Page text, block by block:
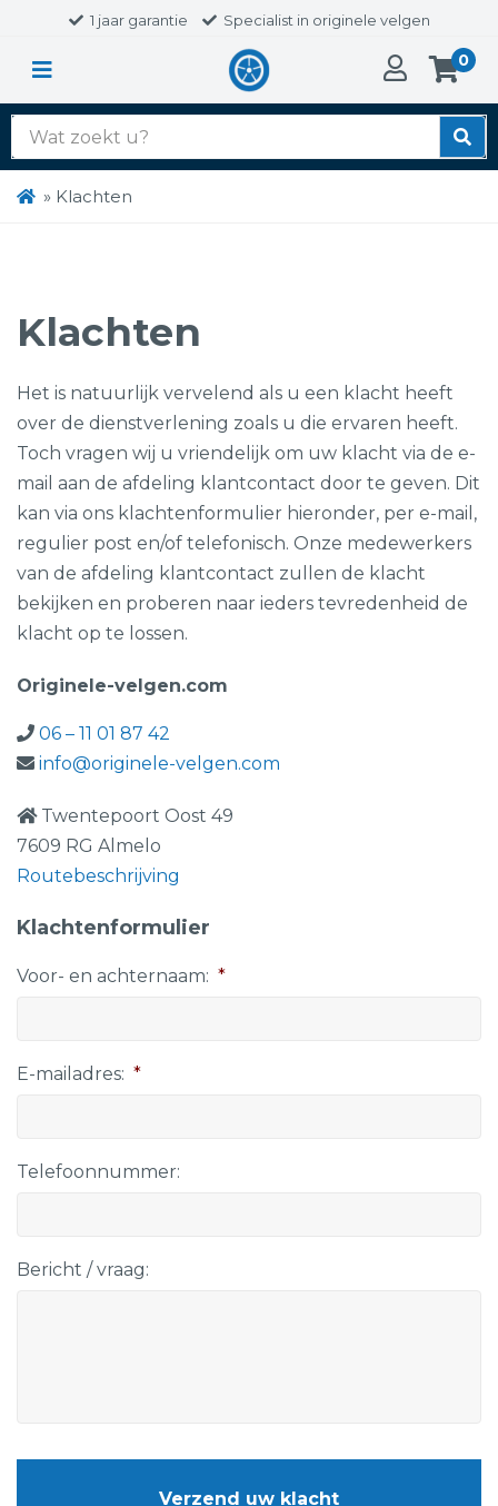
1 jaar garantie Specialist in originele velgen
0
Zoek
naar:
» Klachten
Klachten
Het is natuurlijk vervelend als u een klacht heeft
over de dienstverlening zoals u die ervaren heeft.
Toch vragen wij u vriendelijk om uw klacht via de e-
mail aan de afdeling klantcontact door te geven. Dit
kan via ons klachtenformulier hieronder, per e-mail,
regulier post en/of telefonisch. Onze medewerkers
van de afdeling klantcontact zullen de klacht
bekijken en proberen naar ieders tevredenheid de
klacht op te lossen.
Originele-velgen.com
06 – 11 01 87 42
info@originele-velgen.com
Twentepoort Oost 49
7609 RG Almelo
Routebeschrijving
Klachtenformulier
Voor- en achternaam: *
E-mailadres: *
Telefoonnummer:
Bericht / vraag: